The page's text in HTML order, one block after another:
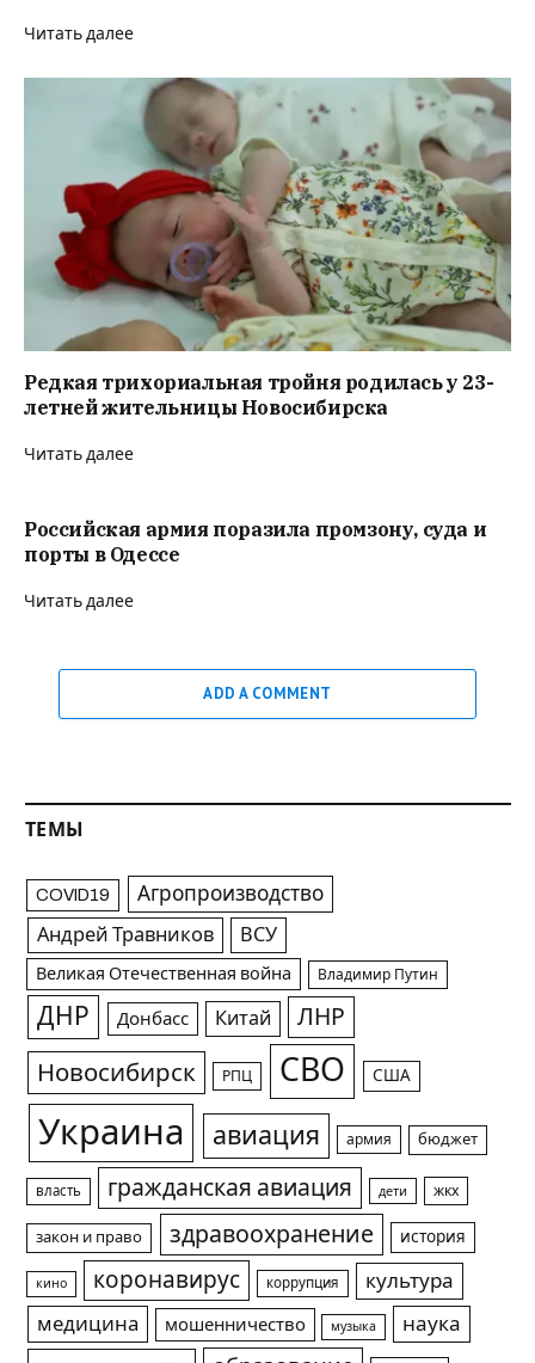
Читать далее
Редкая трихориальная тройня родилась у 23-
летней жительницы Новосибирска
Читать далее
Российская армия поразила промзону, суда и
порты в Одессе
Читать далее
ADD A COMMENT
ТЕМЫ
COVID19 Агропроизводство
Андрей Травников ВСУ
Великая Отечественная война Владимир Путин
ДНР Донбасс Китай ЛНР
Новосибирск РПЦ СВО США
Украина авиация армия бюджет
власть гражданская авиация дети жкх
закон и право здравоохранение история
кино коронавирус коррупция
культура
медицина
мошенничество музыка
наука